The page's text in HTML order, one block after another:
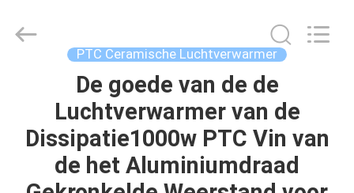
PRODUCTEN
OVER
PTC Ceramische Luchtverwarmer
De goede van de de
Luchtverwarmer van de
Dissipatie1000w PTC Vin van
de het Aluminiumdraad